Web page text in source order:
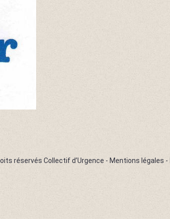
réservés Collectif d’Urgence -Mentions légales-